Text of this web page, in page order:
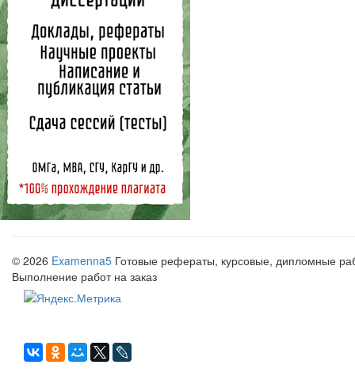
© 2026 Examenna5 Готовые рефераты, курсовые, дипломные
Выполнение работ на заказ